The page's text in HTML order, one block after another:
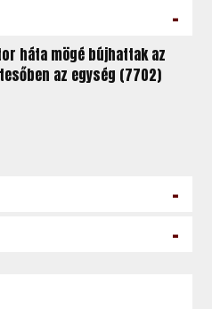
-
háta mögé bújhattak az
az egység (7702)
-
-